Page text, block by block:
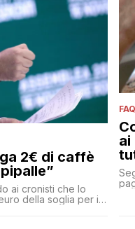
2€ di caffè
ai cronisti che lo
della soglia per il
FAQ
ai